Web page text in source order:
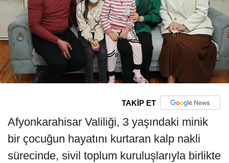
TAKİP ET
Afyonkarahisar Valiliği, 3 yaşındaki minik
bir çocuğun hayatını kurtaran kalp nakli
sürecinde, sivil toplum kuruluşlarıyla birlikte